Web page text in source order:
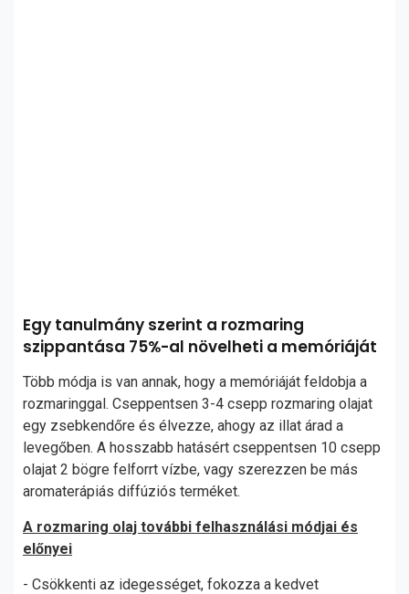
Egy tanulmány szerint a rozmaring
szippantása 75%-al növelheti a memóriáját
Több módja is van annak, hogy a memóriáját feldobja a
rozmaringgal. Cseppentsen 3-4 csepp rozmaring olajat
egy zsebkendőre és élvezze, ahogy az illat árad a
levegőben. A hosszabb hatásért cseppentsen 10 csepp
olajat 2 bögre felforrt vízbe, vagy szerezzen be más
aromaterápiás diffúziós terméket.
A rozmaring olaj további felhasználási módjai és
előnyei
- Csökkenti az idegességet, fokozza a kedvet